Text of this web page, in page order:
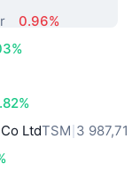
0.96%
LtdTSM 3